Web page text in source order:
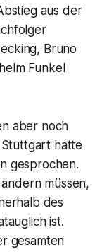
aus der
Bruno
Funkel
aber noch
hatte
gesprochen.
müssen,
des
ist.
gesamten